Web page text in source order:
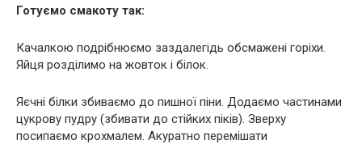
Готуємо смакоту так:
Качалкою подрібнюємо заздалегідь обсмажені горіхи.
Яйця розділимо на жовток і білок.
Яєчні білки збиваємо до пишної піни. Додаємо частинами
цукрову пудру (збивати до стійких піків). Зверху
посипаємо крохмалем. Акуратно перемішати